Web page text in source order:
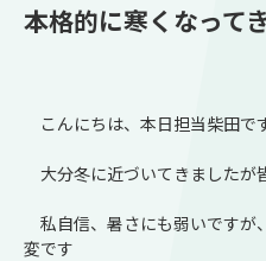
本格的に寒くなって
こんにちは、本日担当柴田です
大分冬に近づいてきましたが
私自信、暑さにも弱いですが
変です